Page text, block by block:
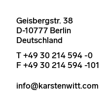
Geisbergstr. 38
D-10777 Berlin
Deutschland
T +49 30 214 594 -0
F +49 30 214 594 -101
info@karstenwitt.com